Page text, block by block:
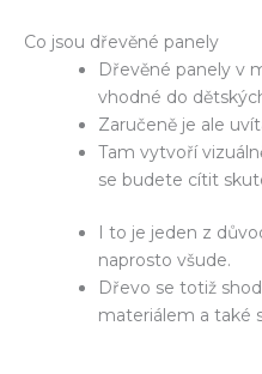
Co jsou dřevěné panely
Dřevěné panely v
vhodné do
Zaručeně je ale
Tam vytvoří
se budete cítit
I to je jeden z
naprosto všude.
Dřevo se totiž
materiálem a také